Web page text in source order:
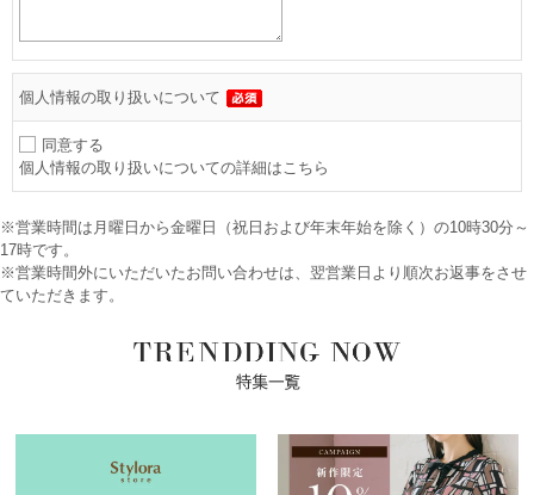
個人情報の取り扱いについて
同意する
個人情報の取り扱いについての詳細はこちら
※営業時間は月曜日から金曜日（祝日および年末年始を除く）の10時30分～
17時です。
※営業時間外にいただいたお問い合わせは、翌営業日より順次お返事をさせ
ていただきます。